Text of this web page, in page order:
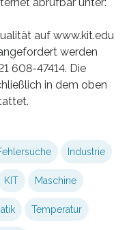
auf www.kit.edu
werden
608-47414. Die
in dem oben
Industrie
KIT Maschine
Temperatur